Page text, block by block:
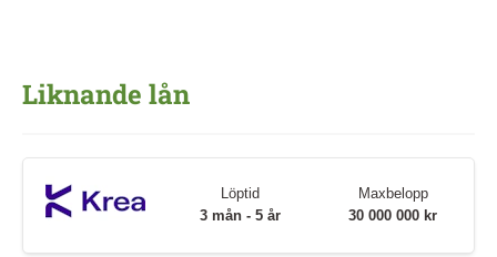
Liknande lån
Löptid
3 mån - 5 år
Maxbelopp
30 000 000 kr